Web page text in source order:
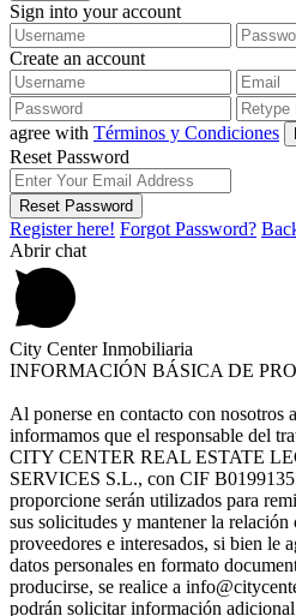
Sign into your account
Create an account
agree with Términos y Condiciones
Reset Password
Reset Password
Register here! Forgot Password?
Abrir chat
City Center Inmobiliaria
INFORMACIÓN BÁSICA DE
Al ponerse en contacto con nosotros
informamos que el responsable del
CITY CENTER REAL ESTATE
SERVICES S.L., con CIF
proporcione serán utilizados para
sus solicitudes y mantener la relación
proveedores e interesados, si bien le
datos personales en formato
producirse, se realice a
podrán solicitar información